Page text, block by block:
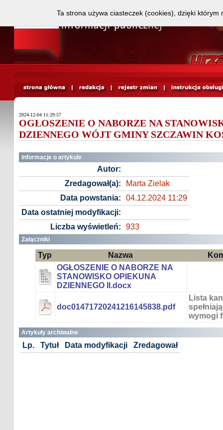
2024-12-04 11:29:57
OGŁOSZENIE O NABORZE NA
DZIENNEGO WÓJT GMINY SZCZAWIN
Informacje o artykule
Autor:
Zredagował(a):
Marta Zielak
Data powstania:
04.12.2024 11:29
Data ostatniej modyfikacji:
Liczba wyświetleń:
933
Załączniki
Typ Nazwa
OGŁOSZENIE O NABORZE NA
STANOWISKO OPIEKUNA
DZIENNEGO II.docx
doc01471720241216145838.pdf
Lista
wymogi
Artykuły archiwalne
Lp. Tytuł Data modyfikacji Zredagował
Ta strona używa ciasteczek (cookies), dzięki którym